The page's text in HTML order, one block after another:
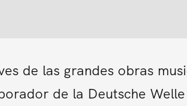
de las grandes obras
de la Deutsche